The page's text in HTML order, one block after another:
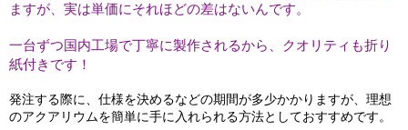
ますが、実は単価にそれほどの差はないんです。
一台ずつ国内工場で丁寧に製作されるから、クオリティも折り
紙付きです！
発注する際に、仕様を決めるなどの期間が多少かかりますが、理想
のアクアリウムを簡単に手に入れられる方法としておすすめです。